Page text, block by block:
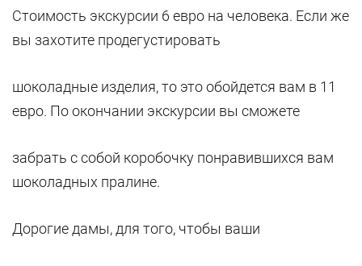
Стоимость экскурсии 6 евро на человека. Если же
вы захотите продегустировать
шоколадные изделия, то это обойдется вам в 11
евро. По окончании экскурсии вы сможете
забрать с собой коробочку понравившихся вам
шоколадных пралине.
Дорогие дамы, для того, чтобы ваши